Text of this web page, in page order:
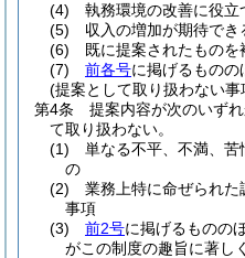
(4)
執務環境の改善に役立
(5)
収入の増加が期待でき
(6)
既に提案されたもの
(7)
前各号に掲げるもの
(提案として取り扱わない事
第4条
提案内容が次のいず
て取り扱わない。
(1)
単なる不平、不満、苦
の
(2)
業務上特に命ぜられ
事項
(3)
前2号に掲げるものの
がこの制度の趣旨に著し